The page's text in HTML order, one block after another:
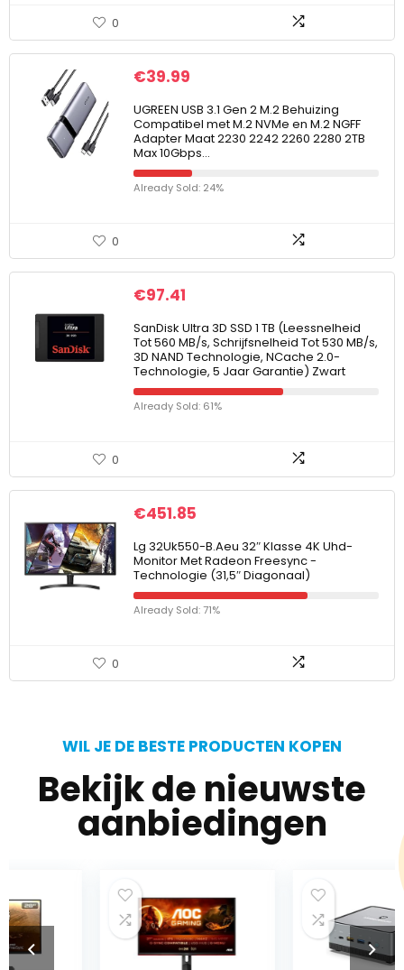
0
€39.99
UGREEN USB 3.1 Gen 2 M.2 Behuizing
Compatibel met M.2 NVMe en M.2 NGFF
Adapter Maat 2230 2242 2260 2280 2TB
Max 10Gbps…
Already Sold: 24%
0
€97.41
SanDisk Ultra 3D SSD 1 TB (Leessnelheid
Tot 560 MB/s, Schrijfsnelheid Tot 530 MB/s,
3D NAND Technologie, NCache 2.0-
Technologie, 5 Jaar Garantie) Zwart
Already Sold: 61%
0
€451.85
Lg 32Uk550-B.Aeu 32″ Klasse 4K Uhd-
Monitor Met Radeon Freesync -
Technologie (31,5″ Diagonaal)
Already Sold: 71%
0
WIL JE DE BESTE PRODUCTEN KOPEN
Bekijk de nieuwste
aanbiedingen